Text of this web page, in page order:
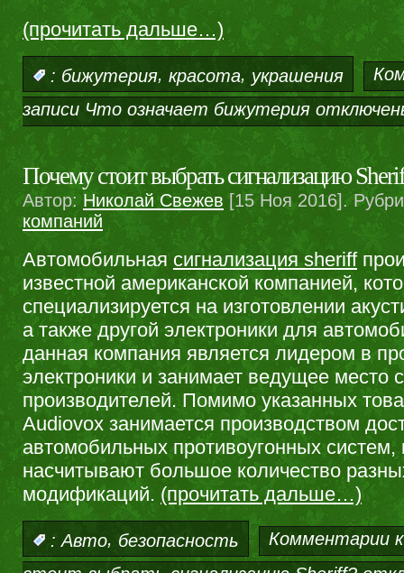
(прочитать дальше…)
: бижутерия, красота, украшения
записи Что означает бижутерия
Почему стоит выбрать сигнализацию
Автор: Николай Свежев [15 Ноя 2016].
компаний
Автомобильная сигнализация sheriff
известной американской компанией,
специализируется на изготовлении
а также другой электроники для
данная компания является лидером в
электроники и занимает ведущее место
производителей. Помимо указанных
Audiovox занимается производством
автомобильных противоугонных систем,
насчитывают большое количество
модификаций. (прочитать дальше…)
: Авто, безопасность Комментарии